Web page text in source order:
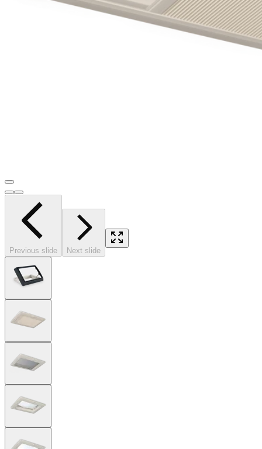
Previous slide Next slide